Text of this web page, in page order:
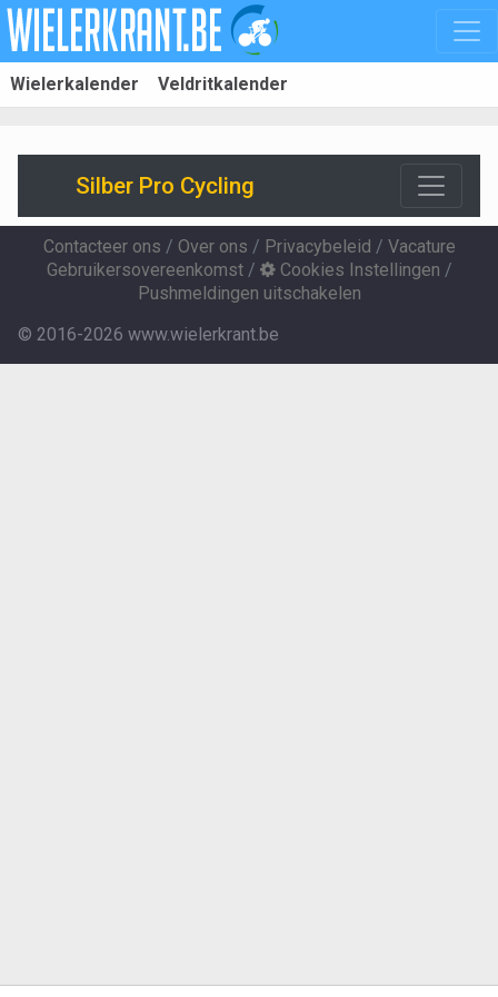
Wielerkalender Veldritkalender
Silber Pro Cycling
Contacteer ons / Over ons / Privacybeleid / Vacature
Gebruikersovereenkomst/ Cookies Instellingen /
Pushmeldingen uitschakelen
© 2016-2026 www.wielerkrant.be